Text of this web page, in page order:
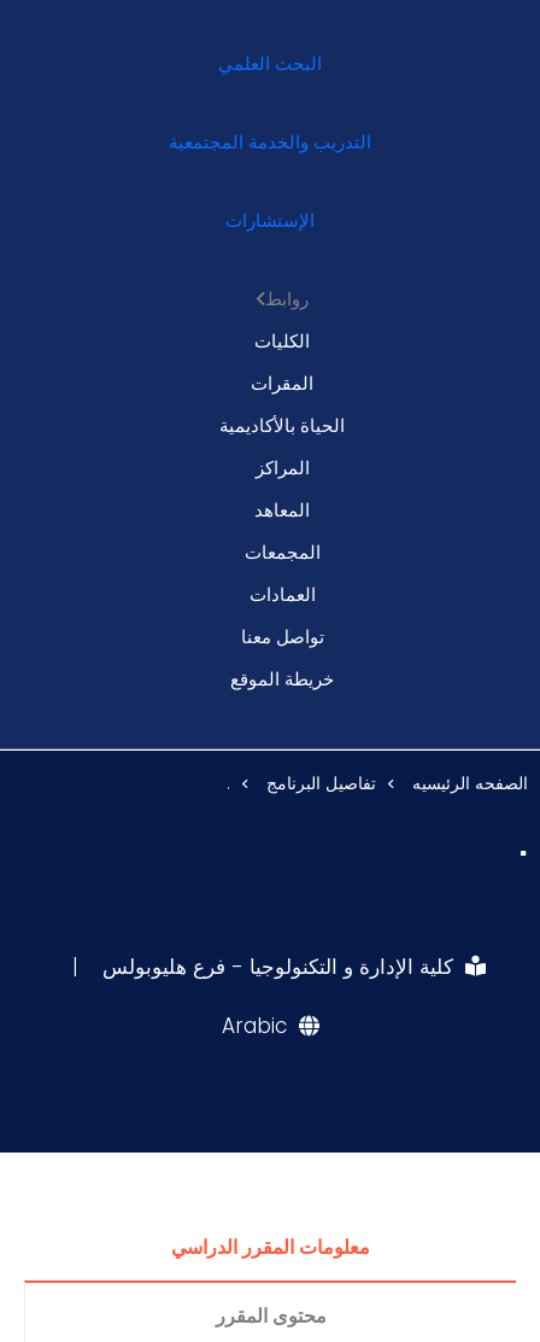
البحث العلمي
التدريب والخدمة المجتمعية
الإستشارات
روابط
الكليات
المقرات
الحياة بالأكاديمية
المراكز
المعاهد
المجمعات
العمادات
تواصل معنا
خريطة الموقع
الصفحه الرئيسيه تفاصيل البرنامج .
.
كلية الإدارة و التكنولوجيا - فرع هليوبولس |
Arabic
معلومات المقرر الدراسي
محتوى المقرر